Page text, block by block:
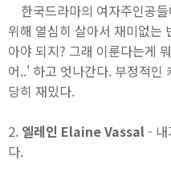
한국드라마의 여자주인공
위해 열심히 살아서 재미없는
아야 되지? 그래 이룬다는게
어..' 하고 엇나간다. 부정적인
당히 재밌다.
2. 엘레인 Elaine Vassal- 내
다.